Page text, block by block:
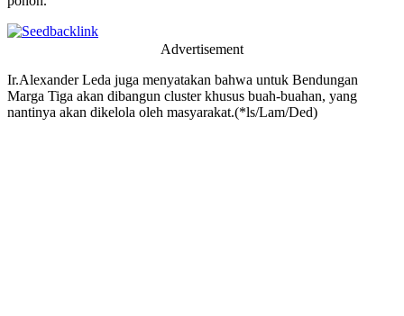
Advertisement
Ir.Alexander Leda juga menyatakan bahwa untuk Bendungan
Marga Tiga akan dibangun cluster khusus buah-buahan, yang
nantinya akan dikelola oleh masyarakat.(*ls/Lam/Ded)